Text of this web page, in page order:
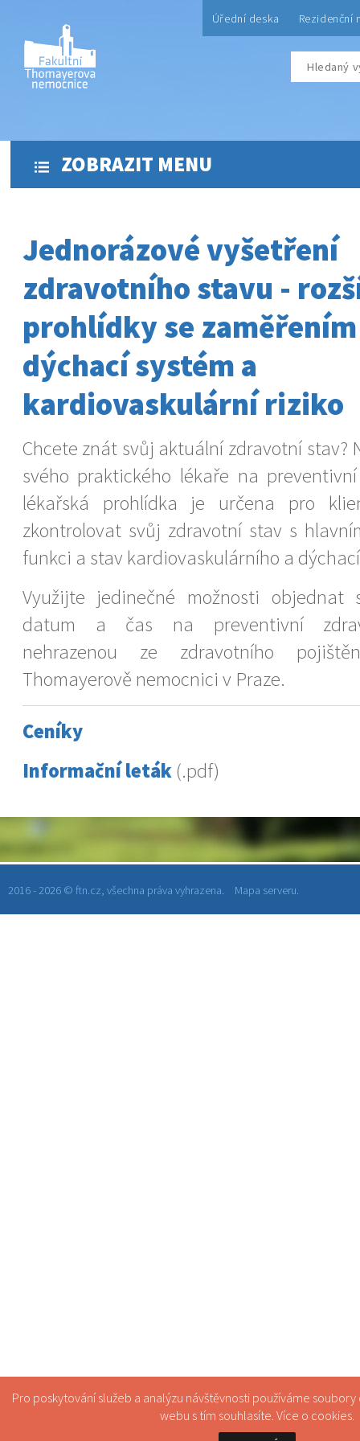
Úřední deska Rezidenční
ZOBRAZIT MENU
Jednorázové vyšetření
zdravotního stavu -
prohlídky se
dýchací systém a
kardiovaskulární riziko
Chcete znát svůj aktuální zdravotní stav?
svého praktického lékaře na
lékařská prohlídka je určena pro
zkontrolovat svůj zdravotní stav s
funkci a stav kardiovaskulárního a
Využijte jedinečné možnosti objednat
datum a čas na preventivní
nehrazenou ze zdravotního
Thomayerově nemocnici v Praze.
Ceníky
Informační leták(.pdf)
2016 - 2026 © ftn.cz, všechna práva vyhrazena. Mapa serveru.
Pro poskytování služeb a analýzu návštěvnosti používáme
webu s tím souhlasíte. Více o cookies.